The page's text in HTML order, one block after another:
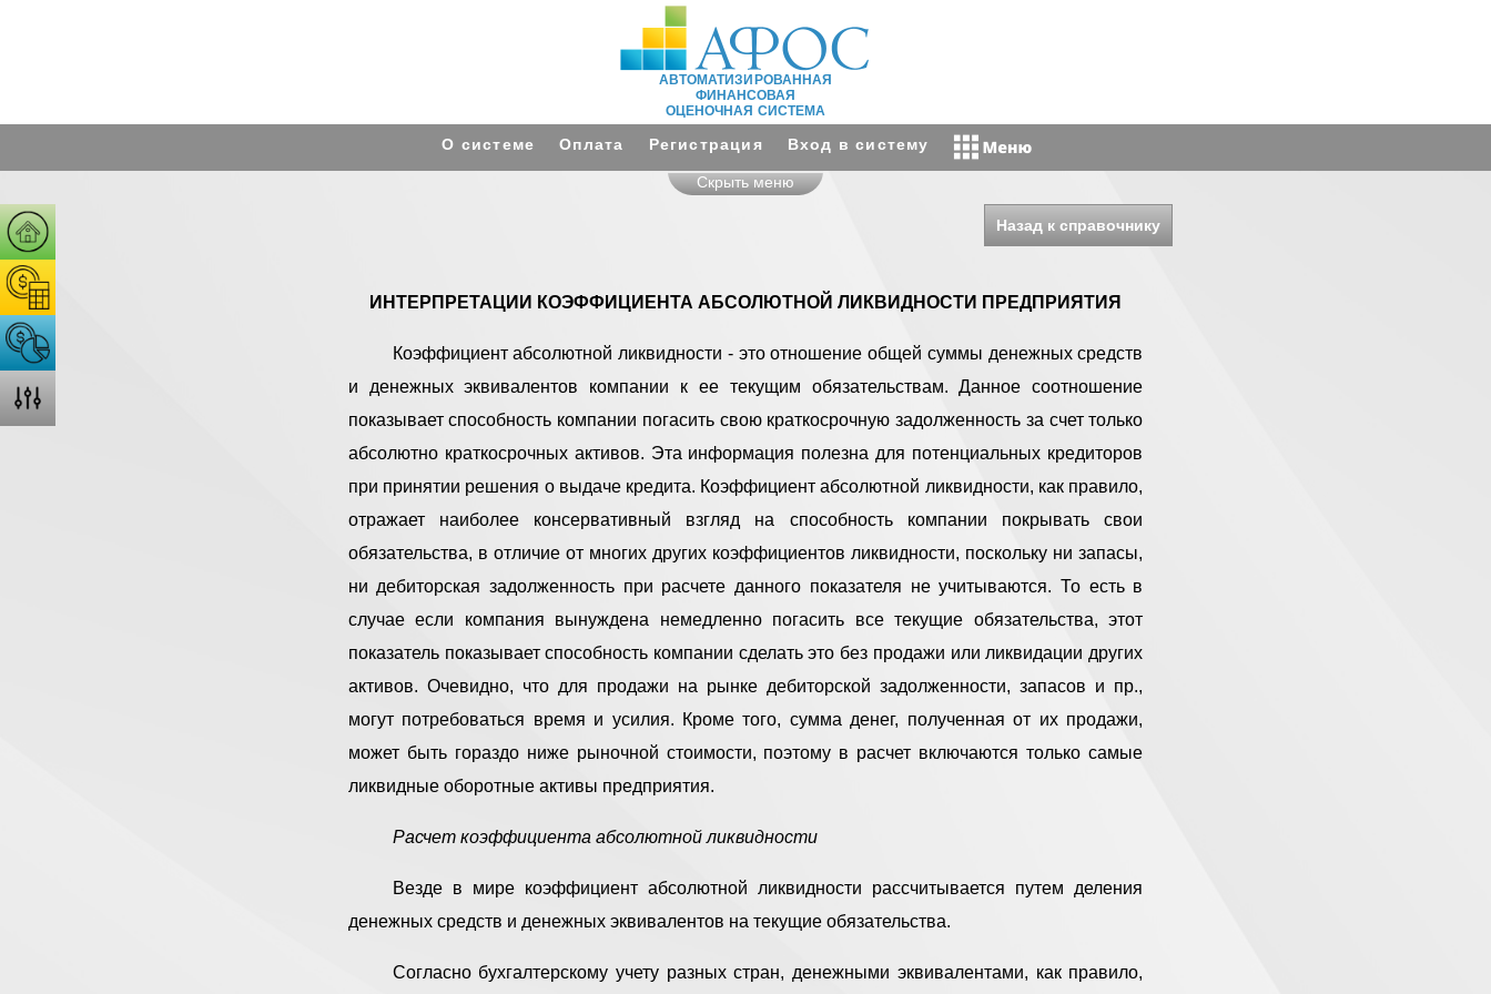
АВТОМАТИЗИРОВАННАЯ
ФИНАНСОВАЯ
ОЦЕНОЧНАЯ СИСТЕМА
О системе Оплата Регистрация Вход в систему
Скрыть меню
Назад к справочнику
ИНТЕРПРЕТАЦИИ КОЭФФИЦИЕНТА АБСОЛЮТНОЙ ЛИКВИДНОСТИ ПРЕДПРИЯТИЯ
Коэффициент абсолютной ликвидности - это отношение общей суммы денежных средств
и денежных эквивалентов компании к ее текущим обязательствам. Данное соотношение
показывает способность компании погасить свою краткосрочную задолженность за счет только
абсолютно краткосрочных активов. Эта информация полезна для потенциальных кредиторов
при принятии решения о выдаче кредита. Коэффициент абсолютной ликвидности, как правило,
отражает наиболее консервативный взгляд на способность компании покрывать свои
обязательства, в отличие от многих других коэффициентов ликвидности, поскольку ни запасы,
ни дебиторская задолженность при расчете данного показателя не учитываются. То есть в
случае если компания вынуждена немедленно погасить все текущие обязательства, этот
показатель показывает способность компании сделать это без продажи или ликвидации других
активов. Очевидно, что для продажи на рынке дебиторской задолженности, запасов и пр.,
могут потребоваться время и усилия. Кроме того, сумма денег, полученная от их продажи,
может быть гораздо ниже рыночной стоимости, поэтому в расчет включаются только самые
ликвидные оборотные активы предприятия.
Расчет коэффициента абсолютной ликвидности
Везде в мире коэффициент абсолютной ликвидности рассчитывается путем деления
денежных средств и денежных эквивалентов на текущие обязательства.
Согласно бухгалтерскому учету разных стран, денежными эквивалентами, как правило,